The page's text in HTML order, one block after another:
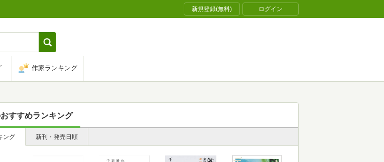
新規登録(無料) ログイン
作家ランキング
すすめランキング
ング 新刊・発売日順